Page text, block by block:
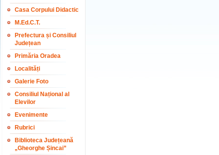
Casa Corpului Didactic
M.Ed.C.T.
Prefectura și Consiliul
Județean
Primăria Oradea
Localități
Galerie Foto
Consiliul Național al
Elevilor
Evenimente
Rubrici
Biblioteca Județeană
„Gheorghe Șincai”